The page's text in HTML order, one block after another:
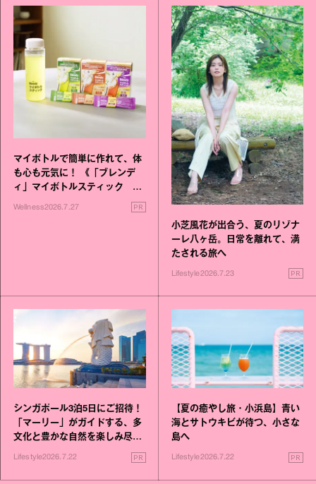
マイボトルで簡単に作れて、体
も心も元気に！ 《「ブレンデ
ィ」マイボトルスティック い
いこと毎日》シリーズが誕生
Wellness2026.7.27 PR
小芝風花が出合う、夏のリゾナ
ーレ八ヶ岳。日常を離れて、満
たされる旅へ
Lifestyle2026.7.23 PR
シンガポール3泊5日にご招待！
「マーリー」がガイドする、多
文化と豊かな自然を楽しみ尽く
Lifestyle2026.7.22 PR
【夏の癒やし旅・小浜島】青い
海とサトウキビが待つ、小さな
島へ
Lifestyle2026.7.22 PR